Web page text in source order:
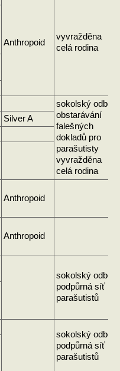
Anthropoid
vyvražděna
celá rodina
sokolský odboj
obstarávání
falešných
dokladů pro
parašutisty
vyvražděna
celá rodina
Silver A
Anthropoid
Anthropoid
sokolský odboj
podpůrná síť
parašutistů
sokolský odboj
podpůrná síť
parašutistů